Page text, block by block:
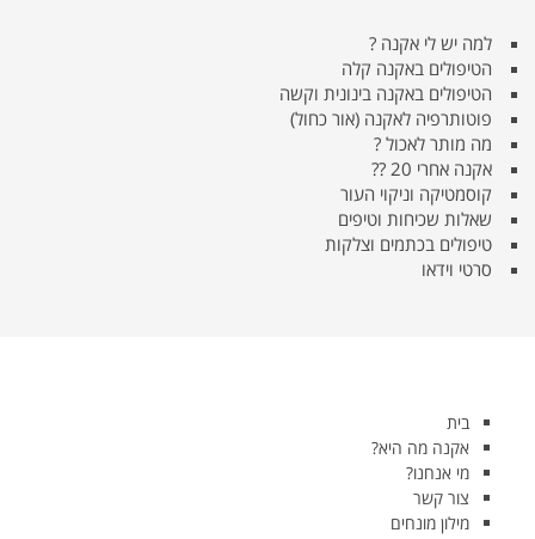
למה יש לי אקנה ?
הטיפולים באקנה קלה
הטיפולים באקנה בינונית וקשה
פוטותרפיה לאקנה (אור כחול)
מה מותר לאכול ?
אקנה אחרי 20 ??
קוסמטיקה וניקוי העור
שאלות שכיחות וטיפים
טיפולים בכתמים וצלקות
סרטי וידאו
בית
אקנה מה היא?
מי אנחנו?
צור קשר
מילון מונחים